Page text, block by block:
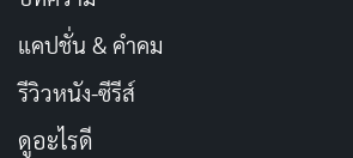
3.Ayaka-chan wa
Koishiteru
แคปชั่น & คำคม
รีวิวหนัง-ซีรีส์
ดูอะไรดี